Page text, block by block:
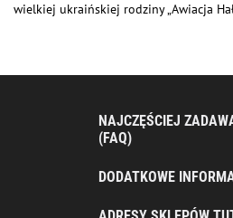
wielkiej ukraińskiej rodziny „Awiacja
NAJCZĘŚCIEJ
(FAQ)
DODATKOWE